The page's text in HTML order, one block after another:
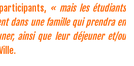
« mais les étudiants
dans une famille qui prendra en
ainsi que leur déjeuner et/ou